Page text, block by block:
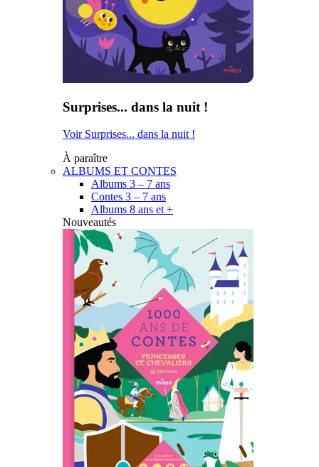
Surprises... dans la nuit !
Voir Surprises... dans la nuit !
À paraître
ALBUMS ET CONTES
Albums 3 – 7 ans
Contes 3 – 7 ans
Albums 8 ans et +
Nouveautés